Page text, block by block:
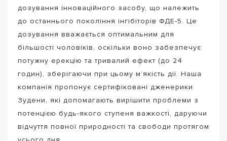
дозування інноваційного засобу, що належить
до останнього покоління інгібіторів ФДЕ-5. Це
дозування вважається оптимальним для
більшості чоловіків, оскільки воно забезпечує
потужну ерекцію та тривалий ефект (до 24
годин), зберігаючи при цьому м’якість дії. Наша
компанія пропонує сертифіковані дженерики
Зудени, які допомагають вирішити проблеми з
потенцією будь-якого ступеня важкості, даруючи
відчуття повної природності та свободи протягом